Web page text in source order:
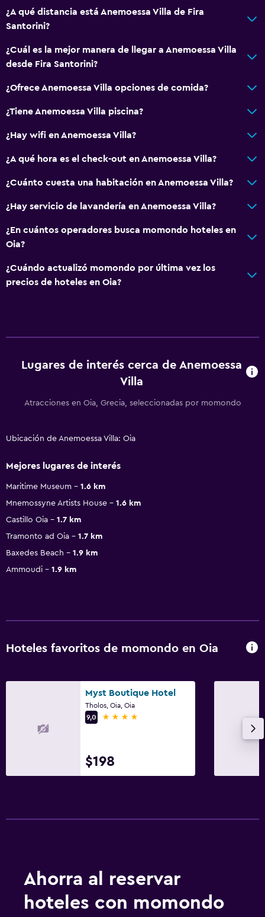
¿A qué distancia está Anemoessa Villa de Fira
Santorini?
¿Cuál es la mejor manera de llegar a Anemoessa Villa
desde Fira Santorini?
¿Ofrece Anemoessa Villa opciones de comida?
¿Tiene Anemoessa Villa piscina?
¿Hay wifi en Anemoessa Villa?
¿A qué hora es el check-out en Anemoessa Villa?
¿Cuánto cuesta una habitación en Anemoessa Villa?
¿Hay servicio de lavandería en Anemoessa Villa?
¿En cuántos operadores busca momondo hoteles en
Oia?
¿Cuándo actualizó momondo por última vez los
precios de hoteles en Oia?
Lugares de interés cerca de Anemoessa
Villa
Atracciones en Oia, Grecia, seleccionadas por momondo
Ubicación de Anemoessa Villa: Oia
Mejores lugares de interés
Maritime Museum
1.6 km
Mnemossyne Artists House
1.6 km
Castillo Oia
1.7 km
Tramonto ad Oia
1.7 km
Baxedes Beach
1.9 km
Ammoudi
1.9 km
Hoteles favoritos de momondo en Oia
Myst Boutique Hotel
Tholos, Oia, Oia
9,0
4 estrellas
$198
Ahorra al reservar
hoteles con momondo